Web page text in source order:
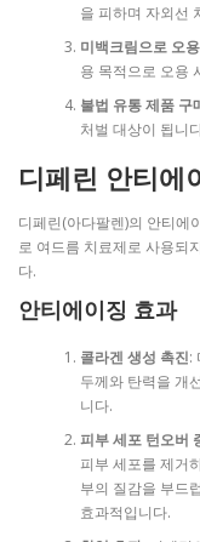
을 피하며 자외선
미백크림으로 오
용 목적으로 오용
불법 유통 제품 구
처벌 대상이 됩니
디페린 안티에
디페린(아다팔렌)의 안티에
로 여드름 치료제로 사용되
다.
안티에이징 효과
콜라겐 생성 촉진:
두께와 탄력을 개
니다.
피부 세포 턴오버
피부 세포를 제거
부의 질감을 부드
효과적입니다.